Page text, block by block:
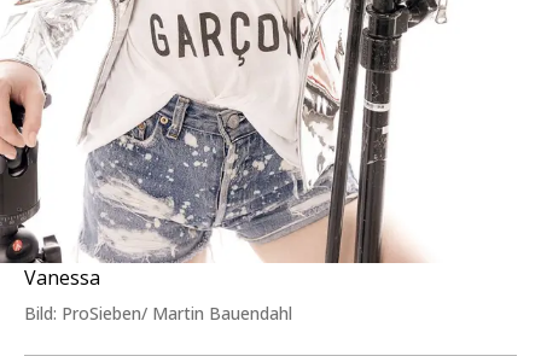
Vanessa
Bild: ProSieben/ Martin Bauendahl